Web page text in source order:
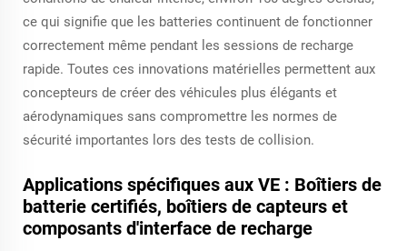
ce qui signifie que les batteries continuent de fonctionner
correctement même pendant les sessions de recharge
rapide. Toutes ces innovations matérielles permettent aux
concepteurs de créer des véhicules plus élégants et
aérodynamiques sans compromettre les normes de
sécurité importantes lors des tests de collision.
Applications spécifiques aux VE : Boîtiers de
batterie certifiés, boîtiers de capteurs et
composants d'interface de recharge